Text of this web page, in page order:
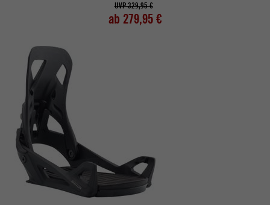
UVP 329,95 €
ab 279,95 €